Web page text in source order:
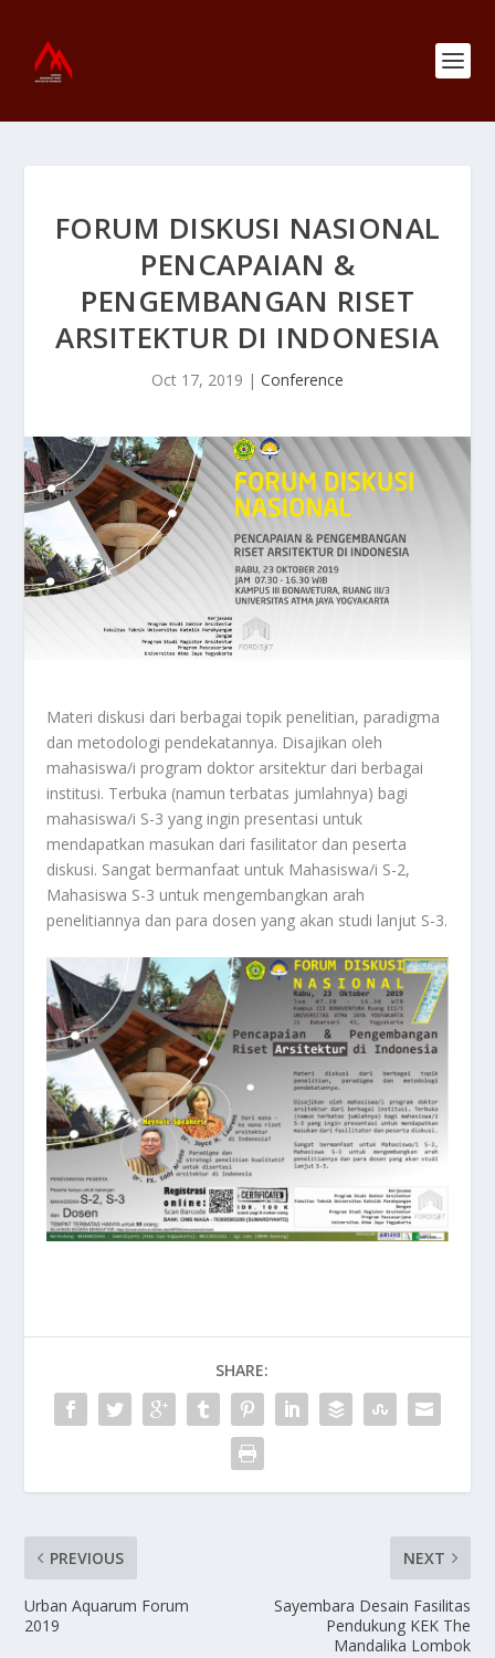
FORUM DISKUSI NASIONAL
PENCAPAIAN &
PENGEMBANGAN RISET
ARSITEKTUR DI INDONESIA
Oct 17, 2019 | Conference
Materi diskusi dari berbagai topik penelitian, paradigma
dan metodologi pendekatannya. Disajikan oleh
mahasiswa/i program doktor arsitektur dari berbagai
institusi. Terbuka (namun terbatas jumlahnya) bagi
mahasiswa/i S-3 yang ingin presentasi untuk
mendapatkan masukan dari fasilitator dan peserta
diskusi. Sangat bermanfaat untuk Mahasiswa/i S-2,
Mahasiswa S-3 untuk mengembangkan arah
penelitiannya dan para dosen yang akan studi lanjut S-3.
SHARE:
PREVIOUS
Urban Aquarum Forum
2019
NEXT
Sayembara Desain Fasilitas
Pendukung KEK The
Mandalika Lombok